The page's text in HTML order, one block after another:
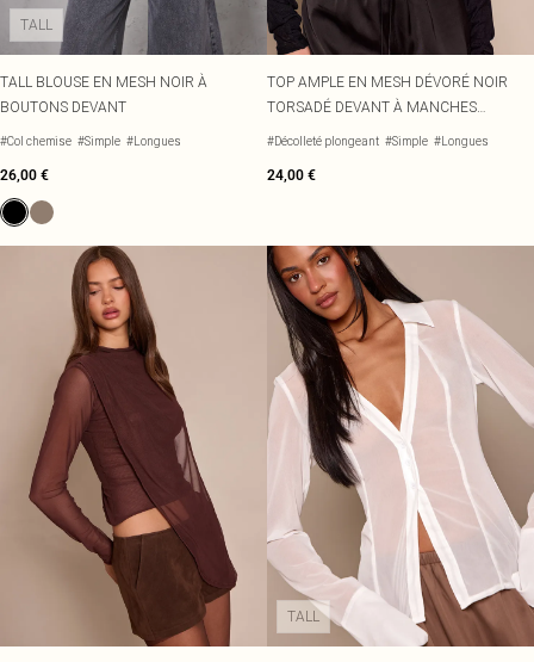
TALL
TALL BLOUSE EN MESH NOIR À
BOUTONS DEVANT
#Col chemise #Simple #Longues
26,00 €
TOP AMPLE EN MESH DÉVORÉ NOIR
TORSADÉ DEVANT À MANCHES
LONGUES
#Décolleté plongeant #Simple #Longues
24,00 €
TALL